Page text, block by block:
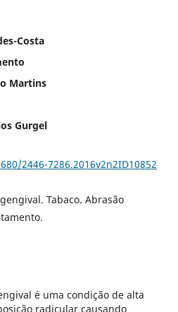
Costa
Martins
Gurgel
2446-7286.2016v2n2ID10852
Tabaco. Abrasão
é uma condição de alta
radicular causando